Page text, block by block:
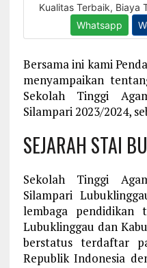
Bersama ini kami
menyampaikan
Sekolah Tinggi
Silampari 2023/2024,
SEJARAH STAI
Sekolah Tinggi
Silampari
lembaga
Lubuklinggau dan
berstatus terdaftar
Republik Indonesia